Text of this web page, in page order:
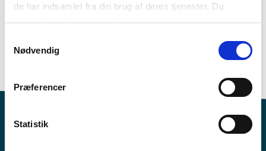
de har indsamlet fra din brug af deres tjenester. Du
samtykker til vores cookies, hvis du fortsætter med at
Nødvendig
Præferencer
Statistik
6.-7. klasse 8.-10. klasse Språk
Aktivitetsframlegg
Språkforståing - nabospråkundervisning